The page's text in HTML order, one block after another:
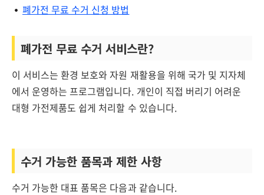
폐가전 무료 수거 신청 방법
폐가전 무료 수거 서비스란?
이 서비스는 환경 보호와 자원 재활용을 위해 국가 및 지자체
에서 운영하는 프로그램입니다. 개인이 직접 버리기 어려운
대형 가전제품도 쉽게 처리할 수 있습니다.
수거 가능한 품목과 제한 사항
수거 가능한 대표 품목은 다음과 같습니다.